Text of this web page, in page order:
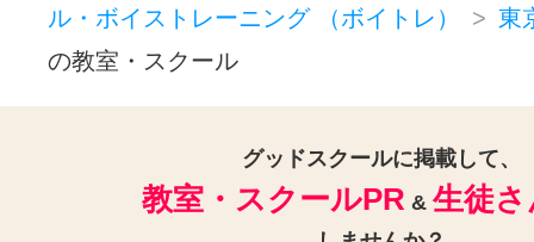
亀有駅(1)
新線池袋駅(1)
沖縄三線(3)
邦楽・J-POP(3)
音楽・楽器その他(4)
ル・ボイストレーニング （ボイトレ）
東
の教室・スクール
グッドスクールに掲載して、
教室・スクールPR & 生徒